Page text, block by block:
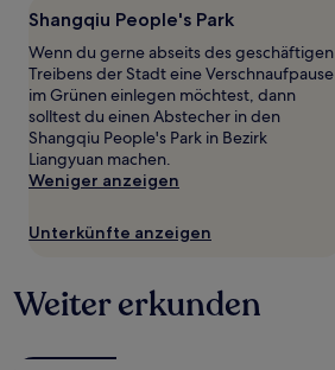
1 Übernachtung
2 Erwachsenen
gefunden
wurde.
Preise
und
Verfügbarkeiten
können
ändern.
Es
zusätzliche
Bedingungen
Shangqiu People's Park
Wenn du gerne abseits des geschäftigen
Treibens der Stadt eine Verschnaufpause
im Grünen einlegen möchtest, dann
solltest du einen Abstecher in den
Shangqiu People's Park in Bezirk
Liangyuan machen.
Weniger anzeigen
Unterkünfte anzeigen
Weiter erkunden